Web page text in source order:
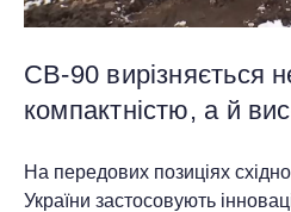
СВ-90 вирізняється
компактністю, а й
На передових позиціях
України застосовують